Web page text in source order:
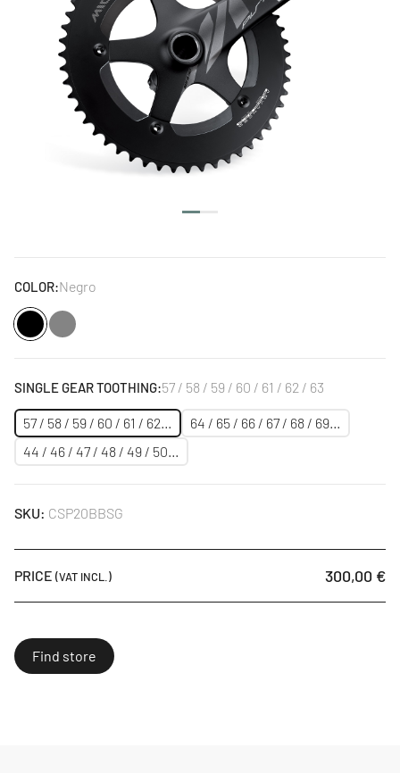
COLOR:Negro
Negro
SINGLE GEAR TOOTHING:57 / 58 / 59 / 60 / 61 / 62 / 63
57 / 58 / 59 / 60 / 61 / 62…
64 / 65 / 66 / 67 / 68 / 69…
44 / 46 / 47 / 48 / 49 / 50…
SKU: CSP20BBSG
PRICE (VAT INCL.) 300,00 €
Find store